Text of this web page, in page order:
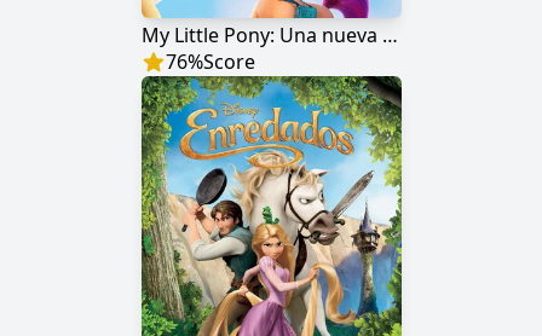
My Little Pony: Una nueva generación
76%Score